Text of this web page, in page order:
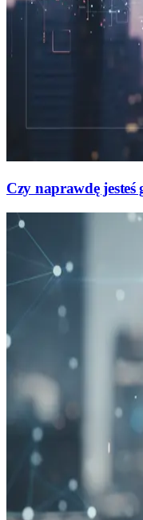
Czy naprawdę